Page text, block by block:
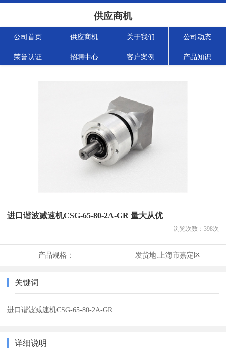
供应商机
公司首页 供应商机 关于我们 公司动态
荣誉认证 招聘中心 客户案例 产品知识
进口谐波减速机CSG-65-80-2A-GR 量大从优
浏览次数： 398次
产品规格： 发货地: 上海市嘉定区
关键词
进口谐波减速机CSG-65-80-2A-GR
详细说明